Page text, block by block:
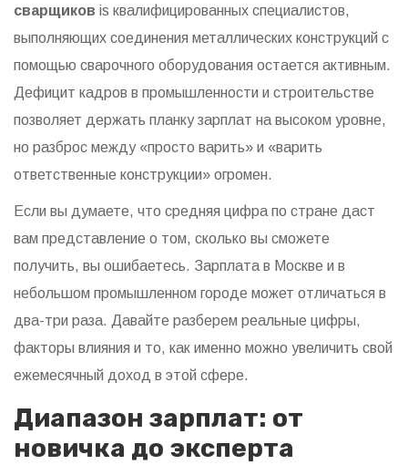
сварщиков is квалифицированных специалистов,
выполняющих соединения металлических конструкций с
помощью сварочного оборудования остается активным.
Дефицит кадров в промышленности и строительстве
позволяет держать планку зарплат на высоком уровне,
но разброс между «просто варить» и «варить
ответственные конструкции» огромен.
Если вы думаете, что средняя цифра по стране даст
вам представление о том, сколько вы сможете
получить, вы ошибаетесь. Зарплата в Москве и в
небольшом промышленном городе может отличаться в
два-три раза. Давайте разберем реальные цифры,
факторы влияния и то, как именно можно увеличить свой
ежемесячный доход в этой сфере.
Диапазон зарплат: от
новичка до эксперта